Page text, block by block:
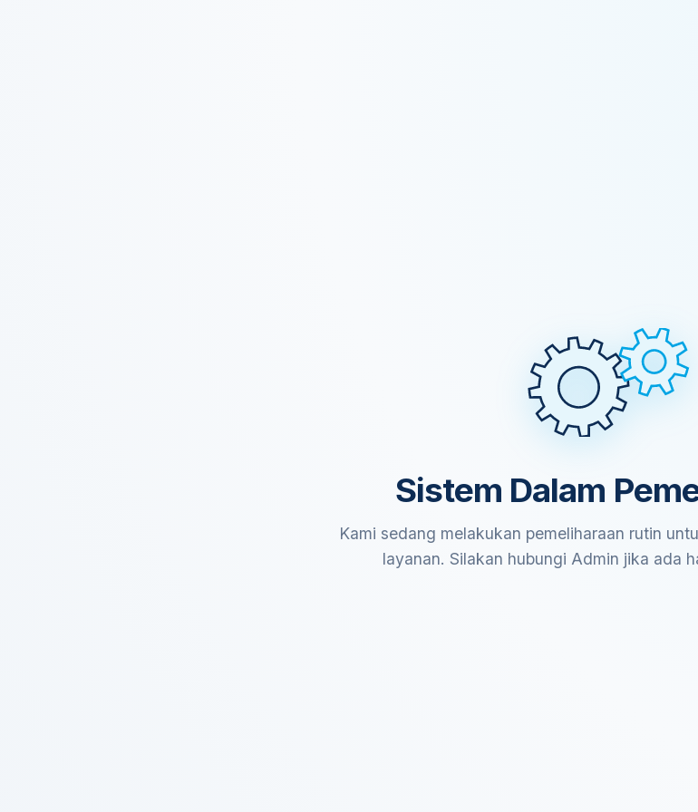
Sistem Dalam
Kami sedang melakukan pemeliharaan rutin
layanan. Silakan hubungi Admin jika ada